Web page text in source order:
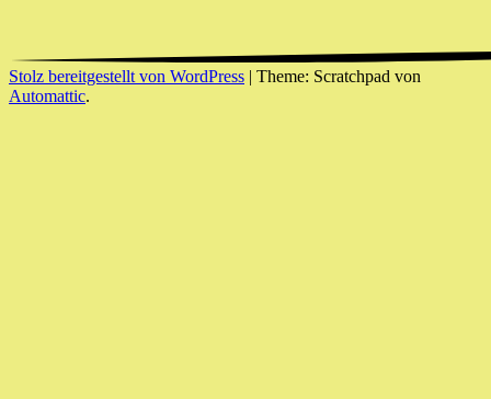
Stolz bereitgestellt von WordPress | Theme: Scratchpad von
Automattic.